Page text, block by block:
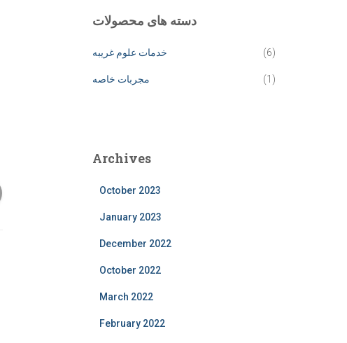
دسته های محصولات
خدمات علوم غریبه (6)
مجربات خاصه (1)
Archives
October 2023
January 2023
December 2022
October 2022
March 2022
February 2022